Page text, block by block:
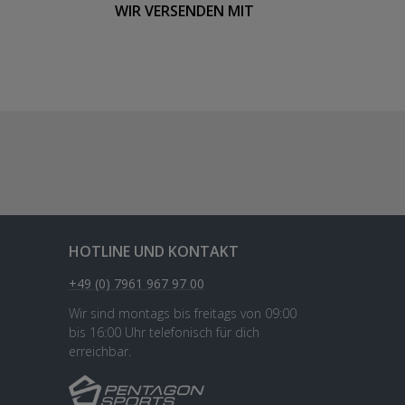
WIR VERSENDEN MIT
HOTLINE UND KONTAKT
+49 (0) 7961 967 97 00
Wir sind montags bis freitags von 09:00
bis 16:00 Uhr telefonisch für dich
erreichbar.